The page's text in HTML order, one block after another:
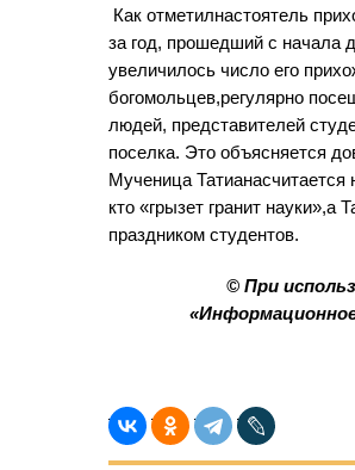
Как отметилнастоятель
за год, прошедший с начала
увеличилось число его
богомольцев,регулярно
людей, представителей
поселка. Это объясняется
Мученица Татианасчитается
кто «грызет гранит
праздником студентов.
© При